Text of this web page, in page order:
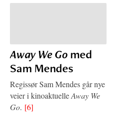
Away We Gomed
Sam Mendes
Regissør Sam Mendes går nye
veier i kinoaktuelleAway We
Go. [6]